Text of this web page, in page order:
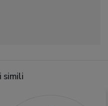
simili